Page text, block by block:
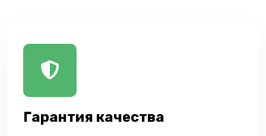
Гарантия качества